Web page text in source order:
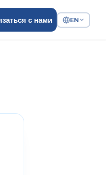
с нами EN